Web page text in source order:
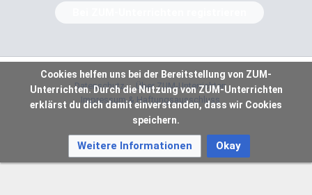
Datenschutz
Über ZUM-Unterrichten
Impressum & Haftungsausschluss
Cookies helfen uns bei der Bereitstellung von ZUM-
Unterrichten. Durch die Nutzung von ZUM-Unterrichten
erklärst du dich damit einverstanden, dass wir Cookies
speichern.
Weitere Informationen Okay